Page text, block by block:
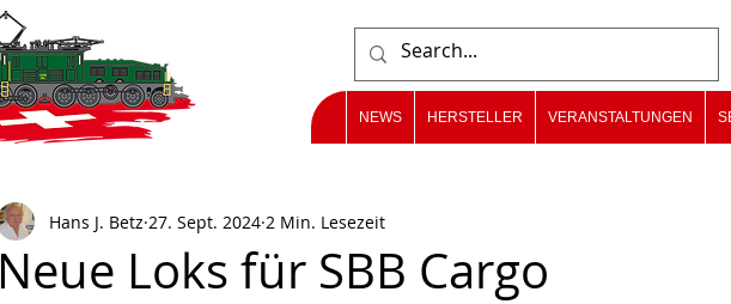
NEWS HERSTELLER VERANSTALTUNGEN
Neue Loks für SBB Cargo
Hans J. Betz 27. Sept. 2024 2 Min. Lesezeit